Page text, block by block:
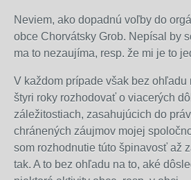
Neviem, ako dopadnú voľby do
obce Chorvátsky Grob. Nepísal by
ma to nezaujíma, resp. že mi je to
V každom prípade však bez ohľadu
štyri roky rozhodovať o viacerých
záležitostiach, zasahujúcich do
chránených záujmov mojej
som rozhodnutie túto špinavosť až
tak. A to bez ohľadu na to, aké